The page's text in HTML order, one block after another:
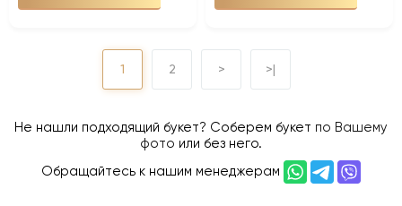
1 2 > >|
Не нашли подходящий букет? Соберем букет по Вашему
фото или без него.
Обращайтесь к нашим менеджерам